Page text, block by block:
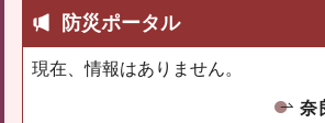
防災ポータル
現在、情報はありません。
奈